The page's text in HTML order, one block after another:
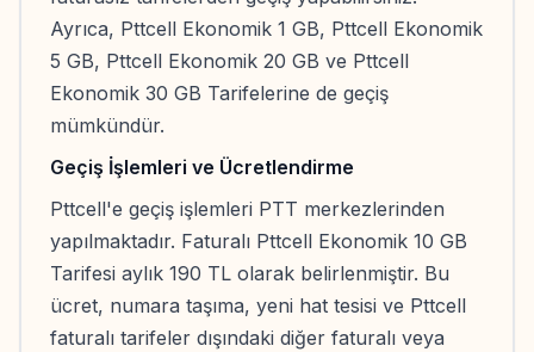
Ayrıca, Pttcell Ekonomik 1 GB, Pttcell Ekonomik
5 GB, Pttcell Ekonomik 20 GB ve Pttcell
Ekonomik 30 GB Tarifelerine de geçiş
mümkündür.
Geçiş İşlemleri ve Ücretlendirme
Pttcell'e geçiş işlemleri PTT merkezlerinden
yapılmaktadır. Faturalı Pttcell Ekonomik 10 GB
Tarifesi aylık 190 TL olarak belirlenmiştir. Bu
ücret, numara taşıma, yeni hat tesisi ve Pttcell
faturalı tarifeler dışındaki diğer faturalı veya